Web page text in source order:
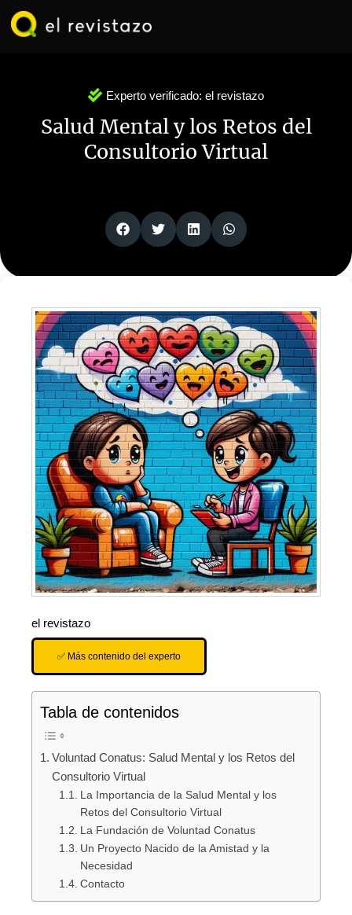
Experto verificado: el revistazo
Salud Mental y los Retos del
Consultorio Virtual
el revistazo
✅ Más contenido del experto
Tabla de contenidos
Voluntad Conatus: Salud Mental y los Retos del
Consultorio Virtual
La Importancia de la Salud Mental y los
Retos del Consultorio Virtual
La Fundación de Voluntad Conatus
Un Proyecto Nacido de la Amistad y la
Necesidad
Contacto